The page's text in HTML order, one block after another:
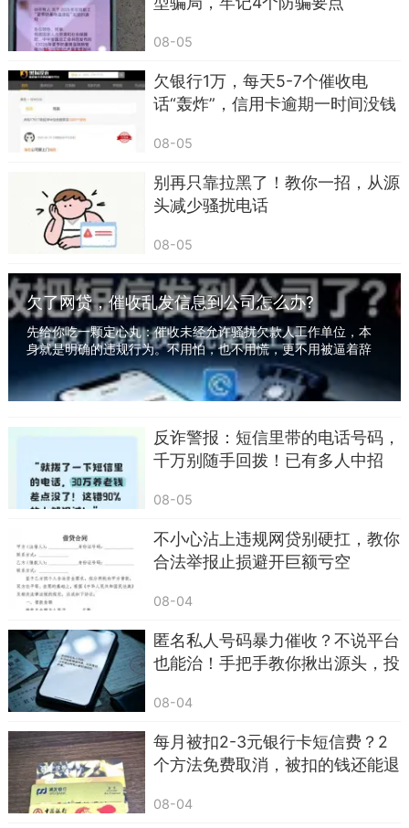
易成为目标。部分人点击链接后，还会按照页面提
示填写身份证号、银行卡号、验证码，这更是把个
人财务安全彻底暴露。要记住，正规机构、银行、
用户在线填写银行卡、验证码等敏感信息。
除了短信链接陷阱，当下还衍生出变种骗局：
伪基站群发虚假通知、微信群陌生链接、短视频私
信网址等，套路如出一辙。在这里整理几条简单易
记的防范技巧，老少都能掌握。
第一，坚持“不点、不信、不填”三原则，陌生
短信、彩信里的链接，无论内容多紧急，一律不点
击，直接删除。
第二，涉及资金、账户、证件、快递等问题，
08-05
欠银行1万，每天5-7个催收电
话“轰炸”，信用卡逾期一时间没钱
08-05
别再只靠拉黑了！教你一招，从源
头减少骚扰电话
08-05
欠了网贷，催收乱发信息到公司怎么办?
先给你吃一颗定心丸：催收未经允许骚扰欠款人工作单位，本
身就是明确的违规行为。不用怕，也不用慌，更不用被逼着辞
职。有一套完整可操作的维权方法，照着做，既...
反诈警报：短信里带的电话号码，
千万别随手回拨！已有多人中招
08-05
不小心沾上违规网贷别硬扛，教你
合法举报止损避开巨额亏空
08-04
匿名私人号码暴力催收？不说平台
也能治！手把手教你揪出源头，投
08-04
每月被扣2-3元银行卡短信费？2
个方法免费取消，被扣的钱还能退
08-04